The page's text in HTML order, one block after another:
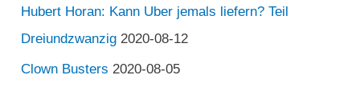
Hubert Horan: Kann Uber jemals liefern? Teil
Dreiundzwanzig 2020-08-12
Clown Busters 2020-08-05